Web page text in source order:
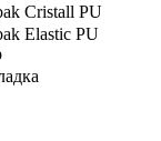
Cristall PU
Elastic PU